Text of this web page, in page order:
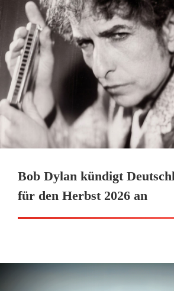
Bob Dylan kündigt
für den Herbst 2026 an